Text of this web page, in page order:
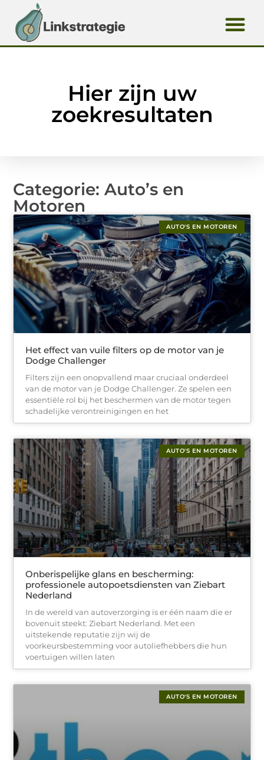
Hier zijn uw
zoekresultaten
Categorie: Auto’s en
Motoren
AUTO'S EN MOTOREN
Het effect van vuile filters op de motor van je
Dodge Challenger
Filters zijn een onopvallend maar cruciaal onderdeel
van de motor van je Dodge Challenger. Ze spelen een
essentiële rol bij het beschermen van de motor tegen
schadelijke verontreinigingen en het
AUTO'S EN MOTOREN
Onberispelijke glans en bescherming:
professionele autopoetsdiensten van Ziebart
Nederland
In de wereld van autoverzorging is er één naam die er
bovenuit steekt: Ziebart Nederland. Met een
uitstekende reputatie zijn wij de
voorkeursbestemming voor autoliefhebbers die hun
voertuigen willen laten
AUTO'S EN MOTOREN